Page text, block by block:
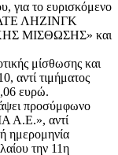
για το ευρισκόμενο
«ΑΤΕ ΛΗΖΙΝΓΚ
ΜΙΣΘΩΣΗΣ» και
μίσθωσης και
αντί τιμήματος
ευρώ.
προσύμφωνο
Α.Ε.», αντί
ημερομηνία
την 11η